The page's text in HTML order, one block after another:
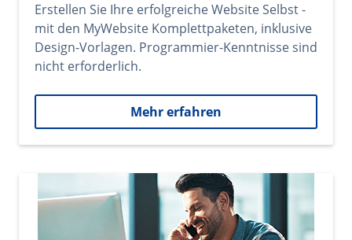
Erstellen Sie Ihre erfolgreiche Website Selbst -
mit den MyWebsite Komplettpaketen, inklusive
Design-Vorlagen. Programmier-Kenntnisse sind
nicht erforderlich.
Mehr erfahren